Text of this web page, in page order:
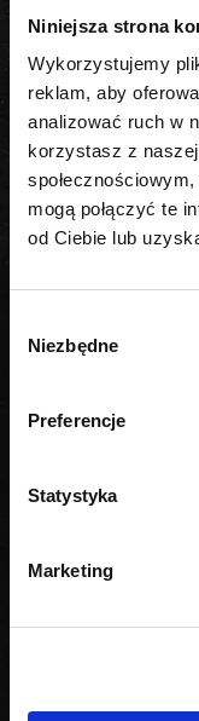
Niniejsza strona
Wykorzystujemy
reklam, aby
analizować ruch w
korzystasz z
mogą połączyć te
od Ciebie lub
zgody
Niezbędne
Preferencje
Statystyka
Marketing
E12
Długość
długa